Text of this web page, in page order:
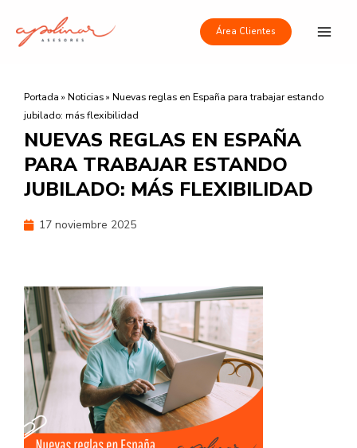
contenido
Área Clientes
Portada » Noticias» Nuevas reglas en España para trabajar estando
jubilado: más flexibilidad
NUEVAS REGLAS EN ESPAÑA
PARA TRABAJAR ESTANDO
JUBILADO: MÁS FLEXIBILIDAD
17 noviembre 2025